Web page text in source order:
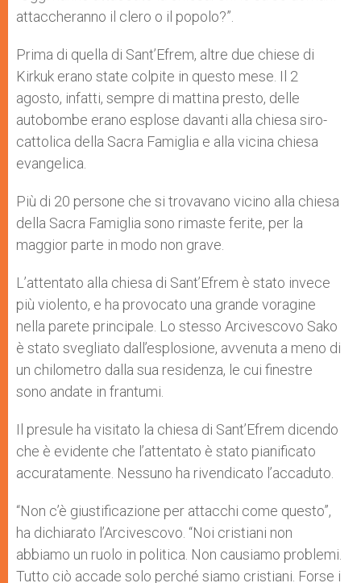
attaccheranno il clero o il popolo?”.
Prima di quella di Sant’Efrem, altre due chiese di
Kirkuk erano state colpite in questo mese. Il 2
agosto, infatti, sempre di mattina presto, delle
autobombe erano esplose davanti alla chiesa siro-
cattolica della Sacra Famiglia e alla vicina chiesa
evangelica.
Più di 20 persone che si trovavano vicino alla chiesa
della Sacra Famiglia sono rimaste ferite, per la
maggior parte in modo non grave.
L’attentato alla chiesa di Sant’Efrem è stato invece
più violento, e ha provocato una grande voragine
nella parete principale. Lo stesso Arcivescovo Sako
è stato svegliato dall’esplosione, avvenuta a meno di
un chilometro dalla sua residenza, le cui finestre
sono andate in frantumi.
Il presule ha visitato la chiesa di Sant’Efrem dicendo
che è evidente che l’attentato è stato pianificato
accuratamente. Nessuno ha rivendicato l’accaduto.
“Non c’è giustificazione per attacchi come questo”,
ha dichiarato l’Arcivescovo. “Noi cristiani non
abbiamo un ruolo in politica. Non causiamo problemi.
Tutto ciò accade solo perché siamo cristiani. Forse i